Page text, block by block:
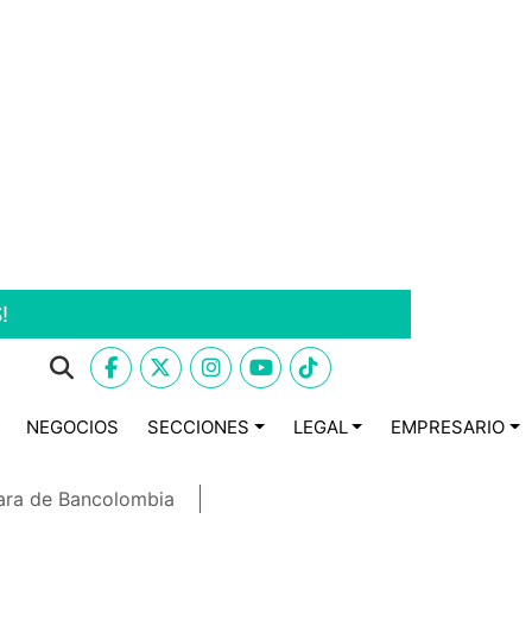
NEGOCIOS SECCIONES LEGAL EMPRESARIO
de Bancolombia